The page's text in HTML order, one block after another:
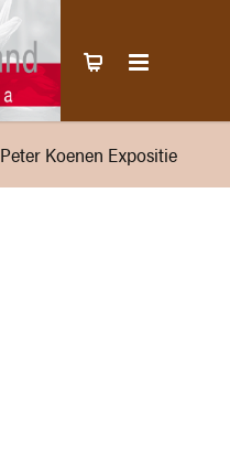
Peter Koenen Expositie